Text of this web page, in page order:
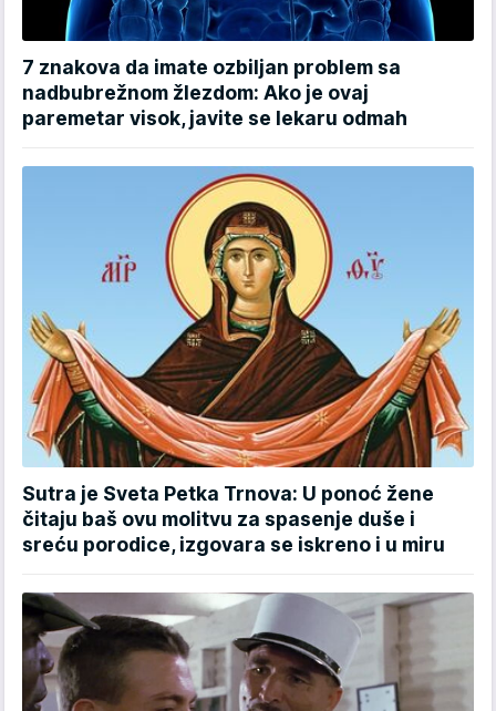
7 znakova da imate ozbiljan problem sa
nadbubrežnom žlezdom: Ako je ovaj
paremetar visok, javite se lekaru odmah
Sutra je Sveta Petka Trnova: U ponoć žene
čitaju baš ovu molitvu za spasenje duše i
sreću porodice, izgovara se iskreno i u miru